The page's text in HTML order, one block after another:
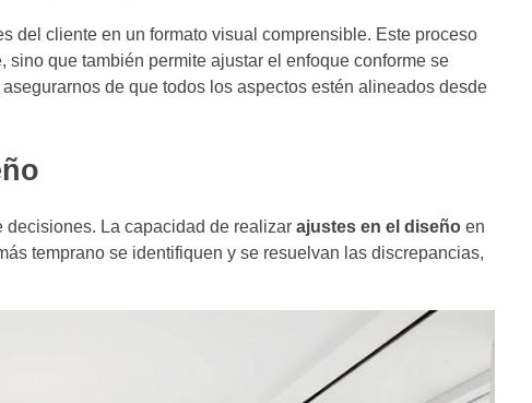
del cliente en un formato visual comprensible. Este proceso
que también permite ajustar el enfoque conforme se
de que todos los aspectos estén alineados desde
decisiones. La capacidad de realizar ajustes en el diseño en
temprano se identifiquen y se resuelvan las discrepancias,